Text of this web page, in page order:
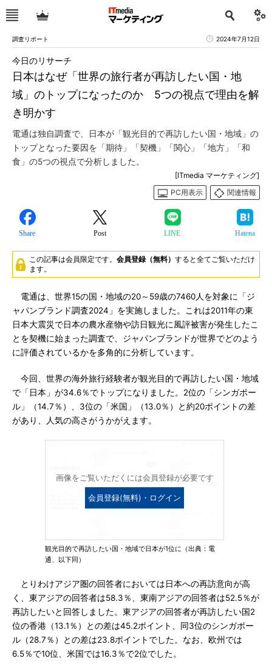
調査リポート 2024年7月12日
日本はなぜ「世界の旅行者が再訪したい国・地
域」のトップになったのか 5つの視点で理由を解
き明かす
今日のリサーチ
電通は独自調査で、日本が「観光目的で再訪したい国・地域」の
トップとなった要因を「期待」「契機」「関心」「地方」「和
食」の5つの視点で分析しました。
[ITmedia マーケティング]
PC用表示
関連情報
Share Post LINE Hatena
この記事は会員限定です。 会員登録（無料） すると全てご覧いただけ
ます。
電通は、世界15の国・地域の20～59歳の7460人を対象に「ジ
ャパンブランド調査2024」を実施しました。これは2011年の東
日本大震災で日本の農水産物や訪日観光に風評被害が発生したこ
とを契機に始まった調査で、ジャパンブランドが世界でどのよう
に評価されているかを多角的に分析しています。
今回、世界の海外旅行経験者が観光目的で再訪したい国・地域
で「日本」が34.6％でトップになりました。2位の「シンガポー
ル」（14.7％）、3位の「米国」（13.0％）と約20ポイントの差
があり、人気の高さがうかがえます。
画像をご覧いただくには会員登録が必要です
会員登録(無料)・ログイン
観光目的で再訪したい国・地域で日本が1位に（出典：電
通、以下同）
とりわけアジア圏の回答者においては日本への再訪意向が高
く、東アジアの回答者は58.3％、東南アジアの回答者は52.5％が
再訪したいと回答しました。東アジアの回答者が再訪したい国2
位の香港（13.1％）との差は45.2ポイント、同3位のシンガポー
ル（28.7％）との差は23.8ポイントでした。なお、欧州では
6.5％で10位、米国では16.3％で2位でした。